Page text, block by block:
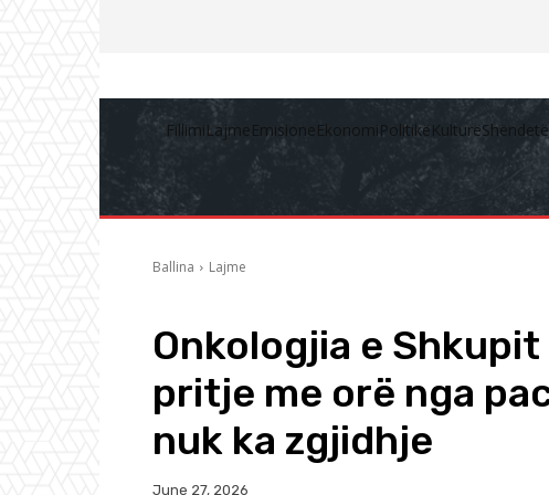
FillimiLajmeEmisioneEkonomiPolitikëKulturë
Ballina Lajme
Onkologjia e
pritje me orë nga
nuk ka zgjidhje
June 27, 2026